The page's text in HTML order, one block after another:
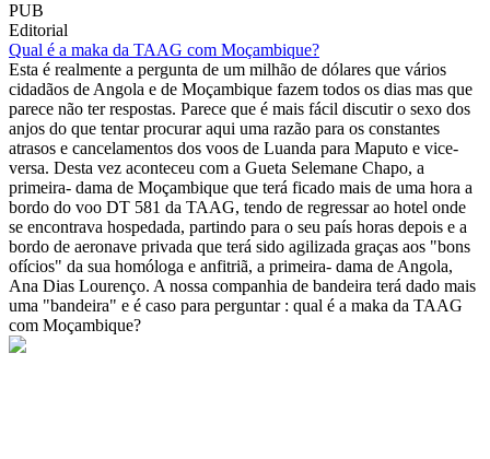
PUB
Editorial
Qual é a maka da TAAG com Moçambique?
Esta é realmente a pergunta de um milhão de dólares que vários
cidadãos de Angola e de Moçambique fazem todos os dias mas que
parece não ter respostas. Parece que é mais fácil discutir o sexo dos
anjos do que tentar procurar aqui uma razão para os constantes
atrasos e cancelamentos dos voos de Luanda para Maputo e vice-
versa. Desta vez aconteceu com a Gueta Selemane Chapo, a
primeira- dama de Moçambique que terá ficado mais de uma hora a
bordo do voo DT 581 da TAAG, tendo de regressar ao hotel onde
se encontrava hospedada, partindo para o seu país horas depois e a
bordo de aeronave privada que terá sido agilizada graças aos "bons
ofícios" da sua homóloga e anfitriã, a primeira- dama de Angola,
Ana Dias Lourenço. A nossa companhia de bandeira terá dado mais
uma "bandeira" e é caso para perguntar : qual é a maka da TAAG
com Moçambique?